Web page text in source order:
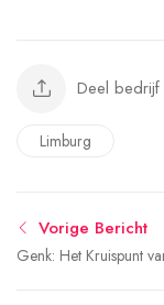
Deel bedrijf
Limburg
Vorige Bericht
Genk: Het Kruispunt